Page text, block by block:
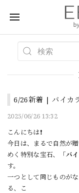
6/26新着 | バイカ
2025/06/26 13:32
こんにちは❗
今日は、まるで自然が
めく特別な宝石、「バ
す。
一つとして同じものが
る、こ